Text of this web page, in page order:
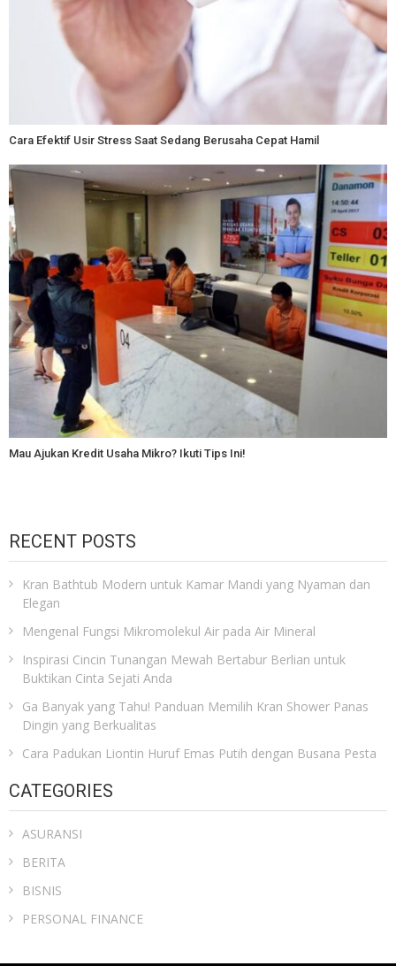
Cara Efektif Usir Stress Saat Sedang Berusaha Cepat Hamil
Mau Ajukan Kredit Usaha Mikro? Ikuti Tips Ini!
RECENT POSTS
Kran Bathtub Modern untuk Kamar Mandi yang Nyaman dan
Elegan
Mengenal Fungsi Mikromolekul Air pada Air Mineral
Inspirasi Cincin Tunangan Mewah Bertabur Berlian untuk
Buktikan Cinta Sejati Anda
Ga Banyak yang Tahu! Panduan Memilih Kran Shower Panas
Dingin yang Berkualitas
Cara Padukan Liontin Huruf Emas Putih dengan Busana Pesta
CATEGORIES
ASURANSI
BERITA
BISNIS
PERSONAL FINANCE